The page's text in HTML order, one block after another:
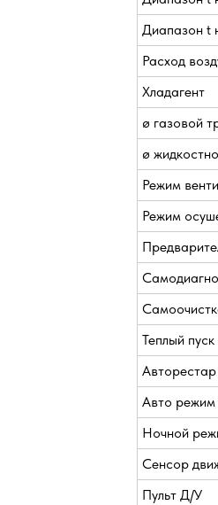
Диапазон t
Расход
Хладагент
ø газовой
ø
Режим
Режим
Теплый пуск
Авторестар
Авто режим
Ночной
Сенсор
Пульт Д/У